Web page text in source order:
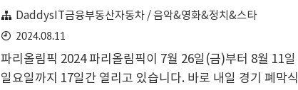
프로필에 대해 알아보고자 합니다. 차강석 배우 프로필 차강
석 배우 출생연도는 1990년 7월 27일생으로 24년 기준 나이
는 34세이며 고향은 경북 울릉도 출신으로 알려져 있습니다.
키는 178cm이며 몸무게는 60kg이고 혈액형과 MBTI는 알
DaddysIT금융부동산자동차 / 음악&영화&정치&스타
2024.08.11
파리올림픽 2024 파리올림픽이 7월 26일(금)부터 8월 11일
일요일까지 17일간 열리고 있습니다. 바로 내일 경기 폐막식